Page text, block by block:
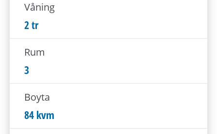
n
t
Våning
2 tr
Rum
3
Boyta
84 kvm